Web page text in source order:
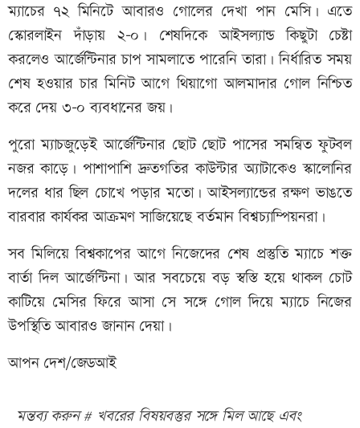
ম্যাচের ৭২ মিনিটে আবারও গোলের দেখা পান মেসি। এতে
স্কোরলাইন দাঁড়ায় ২-০। শেষদিকে আইসল্যান্ড কিছুটা চেষ্টা
করলেও আর্জেন্টিনার চাপ সামলাতে পারেনি তারা। নির্ধারিত সময়
শেষ হওয়ার চার মিনিট আগে থিয়াগো আলমাদার গোল নিশ্চিত
করে দেয় ৩-০ ব্যবধানের জয়।
পুরো ম্যাচজুড়েই আর্জেন্টিনার ছোট ছোট পাসের সমন্বিত ফুটবল
নজর কাড়ে। পাশাপাশি দ্রুতগতির কাউন্টার অ্যাটাকেও স্কালোনির
দলের ধার ছিল চোখে পড়ার মতো। আইসল্যান্ডের রক্ষণ ভাঙতে
বারবার কার্যকর আক্রমণ সাজিয়েছে বর্তমান বিশ্বচ্যাম্পিয়নরা।
সব মিলিয়ে বিশ্বকাপের আগে নিজেদের শেষ প্রস্তুতি ম্যাচে শক্ত
বার্তা দিল আর্জেন্টিনা। আর সবচেয়ে বড় স্বস্তি হয়ে থাকল চোট
কাটিয়ে মেসির ফিরে আসা সে সঙ্গে গোল দিয়ে ম্যাচে নিজের
উপস্থিতি আবারও জানান দেয়া।
আপন দেশ/জেডআই
মন্তব্য করুন # খবরের বিষয়বস্তুর সঙ্গে মিল আছে এবং